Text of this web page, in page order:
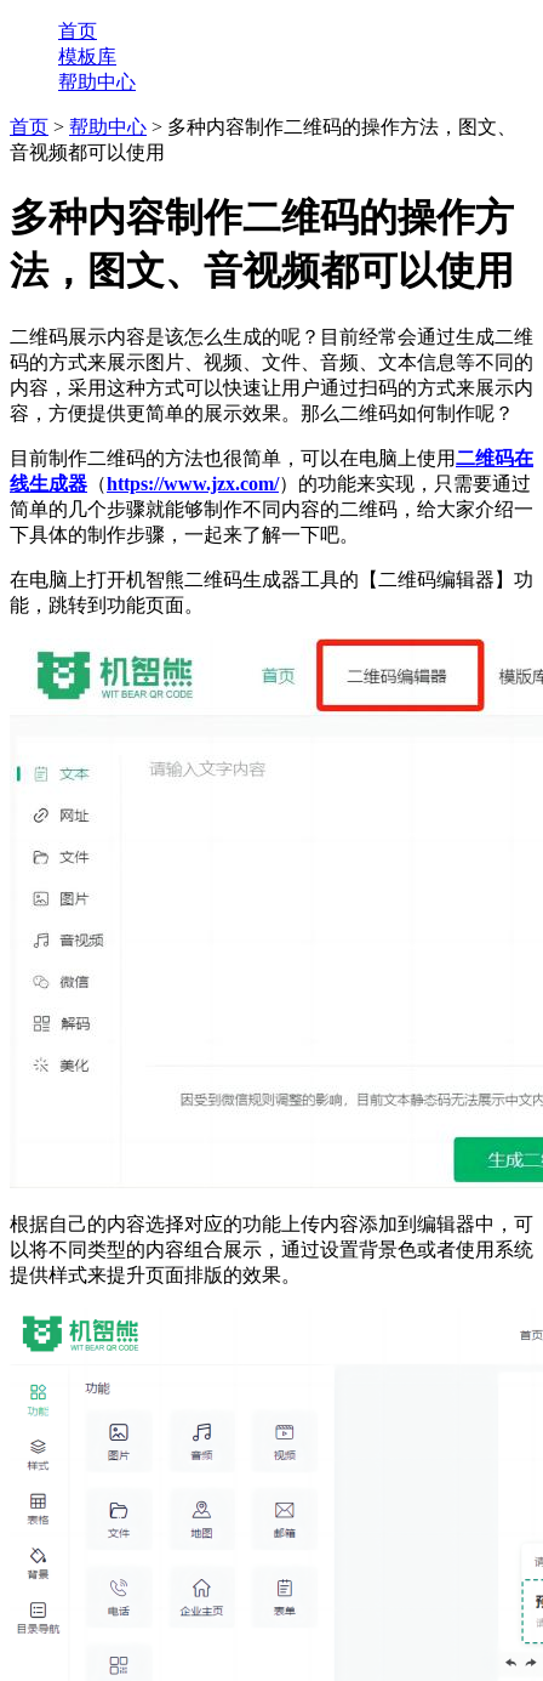
首页
模板库
帮助中心
首页 > 帮助中心 > 多种内容制作二维码的操作方法，图文、
音视频都可以使用
多种内容制作二维码的操作方
法，图文、音视频都可以使用
二维码展示内容是该怎么生成的呢？目前经常会通过生成二维
码的方式来展示图片、视频、文件、音频、文本信息等不同的
内容，采用这种方式可以快速让用户通过扫码的方式来展示内
容，方便提供更简单的展示效果。那么二维码如何制作呢？
目前制作二维码的方法也很简单，可以在电脑上使用二维码在
线生成器 （https://www.jzx.com/）的功能来实现，只需要通过
简单的几个步骤就能够制作不同内容的二维码，给大家介绍一
下具体的制作步骤，一起来了解一下吧。
在电脑上打开机智熊二维码生成器工具的【二维码编辑器】功
能，跳转到功能页面。
根据自己的内容选择对应的功能上传内容添加到编辑器中，可
以将不同类型的内容组合展示，通过设置背景色或者使用系统
提供样式来提升页面排版的效果。